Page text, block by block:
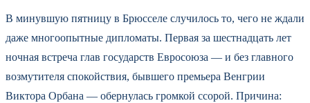
В минувшую пятницу в Брюсселе случилось то, чего не ждали
даже многоопытные дипломаты. Первая за шестнадцать лет
ночная встреча глав государств Евросоюза — и без главного
возмутителя спокойствия, бывшего премьера Венгрии
Виктора Орбана — обернулась громкой ссорой. Причина: